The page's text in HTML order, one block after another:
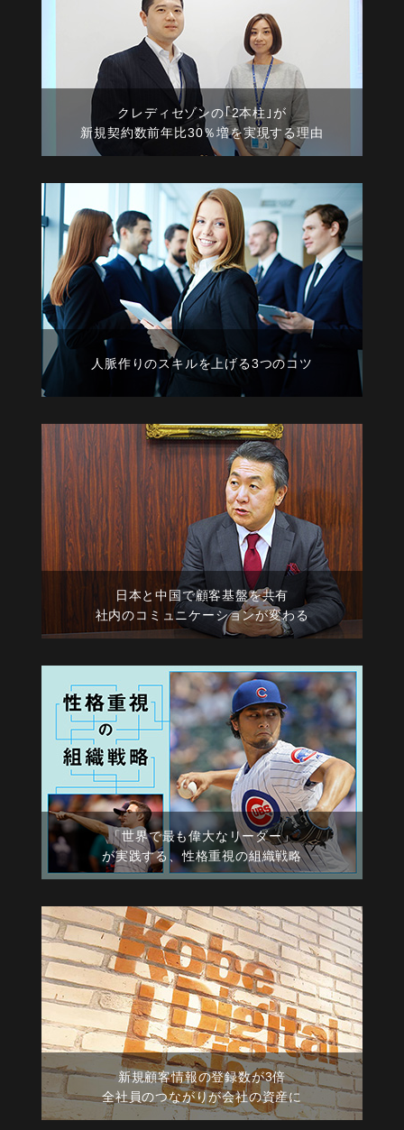
クレディセゾンの｢2本柱｣が
新規契約数前年比30％増を実現する理由
人脈作りのスキルを上げる3つのコツ
日本と中国で顧客基盤を共有
社内のコミュニケーションが変わる
「世界で最も偉大なリーダー」
が実践する、性格重視の組織戦略
新規顧客情報の登録数が3倍
全社員のつながりが会社の資産に